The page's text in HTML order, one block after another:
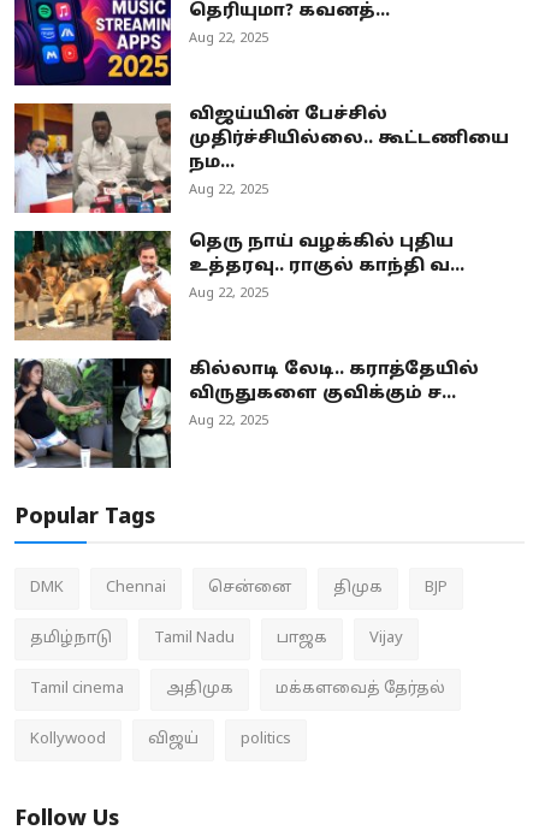
தெரியுமா? கவனத்...
Aug 22, 2025
விஜய்யின் பேச்சில்
முதிர்ச்சியில்லை.. கூட்டணியை
நம...
Aug 22, 2025
தெரு நாய் வழக்கில் புதிய
உத்தரவு.. ராகுல் காந்தி வ...
Aug 22, 2025
கில்லாடி லேடி.. கராத்தேயில்
விருதுகளை குவிக்கும் ச...
Aug 22, 2025
Popular Tags
DMK Chennai சென்னை திமுக BJP
தமிழ்நாடு Tamil Nadu பாஜக Vijay
Tamil cinema அதிமுக மக்களவைத் தேர்தல்
Kollywood விஜய் politics
Follow Us